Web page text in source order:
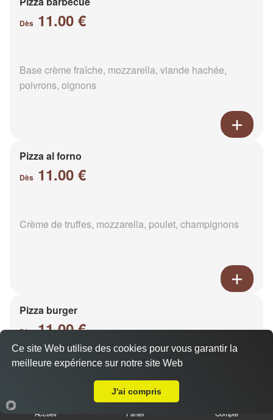
Dès 11.00 €
Base crème fraîche, mozzarella, viande hachée,
poivrons, oignons
Pizza al forno
Dès 11.00 €
Crème de truffes, mozzarella, poulet, champignons
Pizza burger
Dès11.00 €
Base sauce burger, mozzarella, viande hachée,
oignons, cheddar, poivrons
Accueil Panier Compte
Ce site Web utilise des cookies pour vous garantir la
meilleure expérience sur notre site Web
J'ai compris